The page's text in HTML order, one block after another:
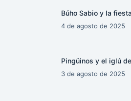
Búho Sabio y la
4 de agosto de 2025
Pingüinos y el iglú
3 de agosto de 2025